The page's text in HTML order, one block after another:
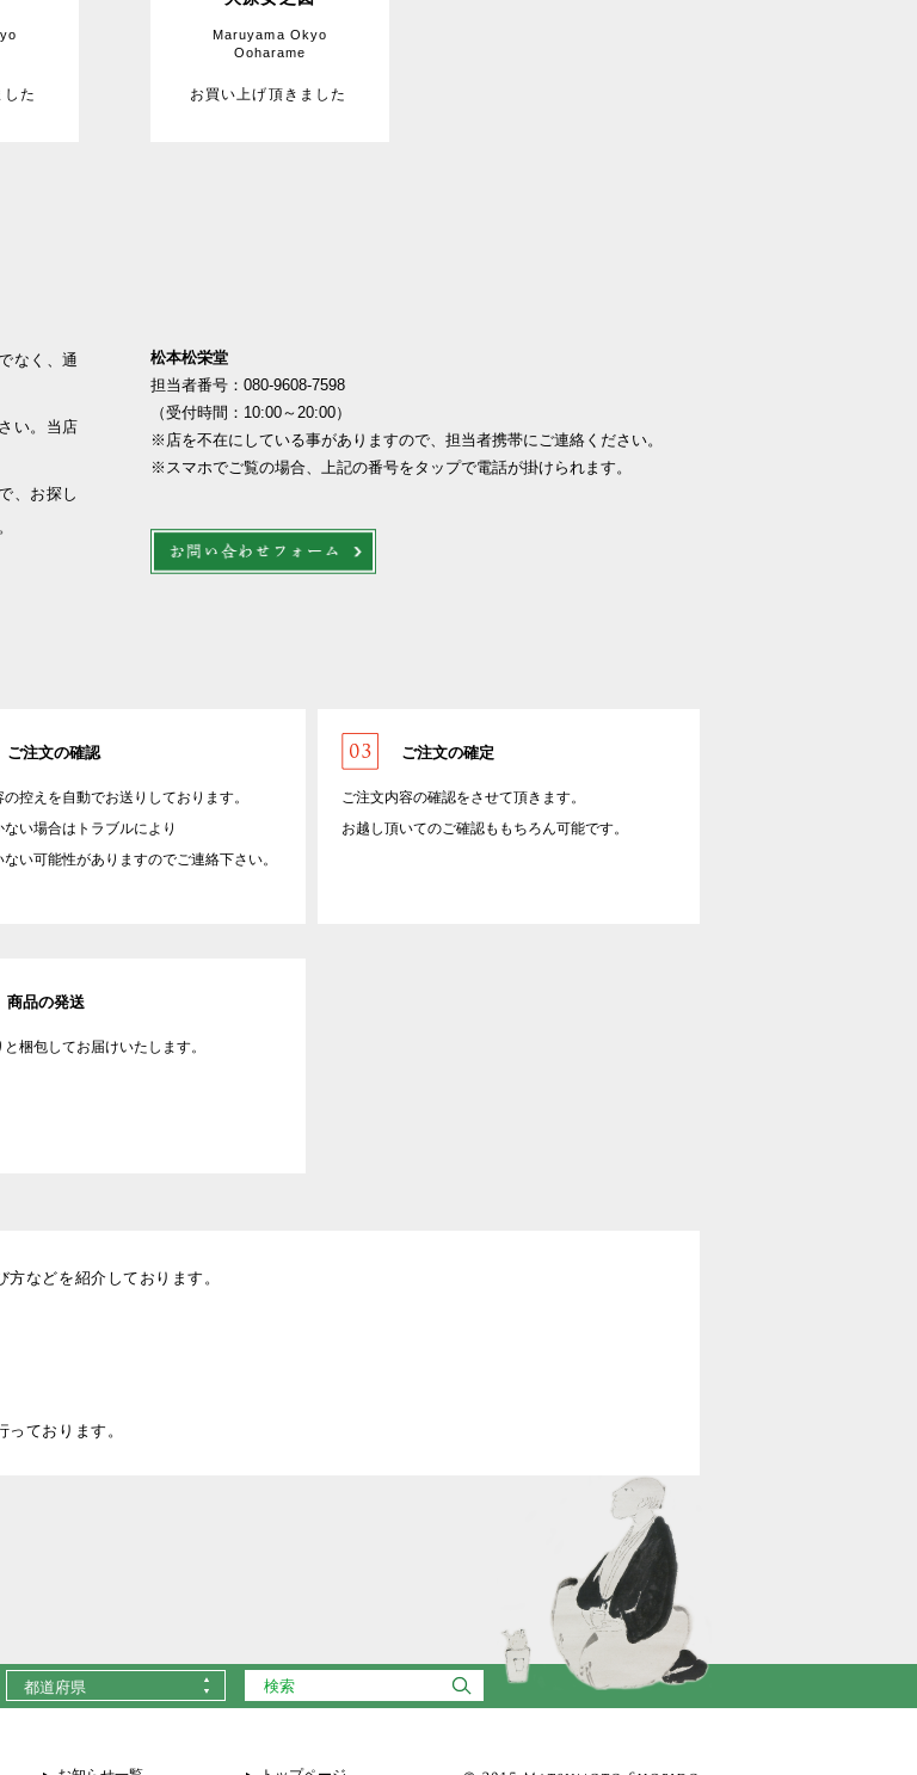
た
Maruyama Okyo
Ooharame
お買い上げ頂きました
なく、通
い。当店
、お探し
松本松栄堂
担当者番号：080-9608-7598
（受付時間：10:00～20:00）
※店を不在にしている事がありますので、担当者携帯にご連絡ください。
※スマホでご覧の場合、上記の番号をタップで電話が掛けられます。
ご注文の確認
控えを自動でお送りしております。
ない場合はトラブルにより
ない可能性がありますのでご連絡下さい。
ご注文の確定
ご注文内容の確認をさせて頂きます。
お越し頂いてのご確認ももちろん可能です。
商品の発送
と梱包してお届けいたします。
などを紹介しております。
ております。
都道府県